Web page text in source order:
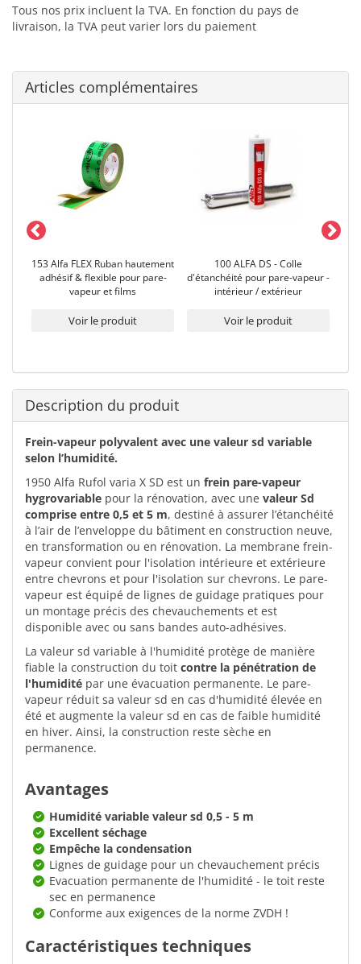
Tous nos prix incluent la TVA. En fonction du pays de
livraison, la TVA peut varier lors du paiement
Articles complémentaires
153 Alfa FLEX Ruban hautement
adhésif & flexible pour pare-
vapeur et films
Voir le produit
100 ALFA DS - Colle
d'étanchéité pour pare-vapeur -
intérieur / extérieur
Voir le produit
Description du produit
Frein-vapeur polyvalent avec une valeur sd variable
selon l’humidité.
1950 Alfa Rufol varia X SD est un frein pare-vapeur
hygrovariable pour la rénovation, avec une valeur Sd
comprise entre 0,5 et 5 m, destiné à assurer l’étanchéité
à l’air de l’enveloppe du bâtiment en construction neuve,
en transformation ou en rénovation. La membrane frein-
vapeur convient pour l'isolation intérieure et extérieure
entre chevrons et pour l'isolation sur chevrons. Le pare-
vapeur est équipé de lignes de guidage pratiques pour
un montage précis des chevauchements et est
disponible avec ou sans bandes auto-adhésives.
La valeur sd variable à l'humidité protège de manière
fiable la construction du toit contre la pénétration de
l'humidité par une évacuation permanente. Le pare-
vapeur réduit sa valeur sd en cas d'humidité élevée en
été et augmente la valeur sd en cas de faible humidité
en hiver. Ainsi, la construction reste sèche en
permanence.
Avantages
Humidité variable valeur sd 0,5 - 5 m
Excellent séchage
Empêche la condensation
Lignes de guidage pour un chevauchement précis
Evacuation permanente de l'humidité - le toit reste
sec en permanence
Conforme aux exigences de la norme ZVDH !
Caractéristiques techniques